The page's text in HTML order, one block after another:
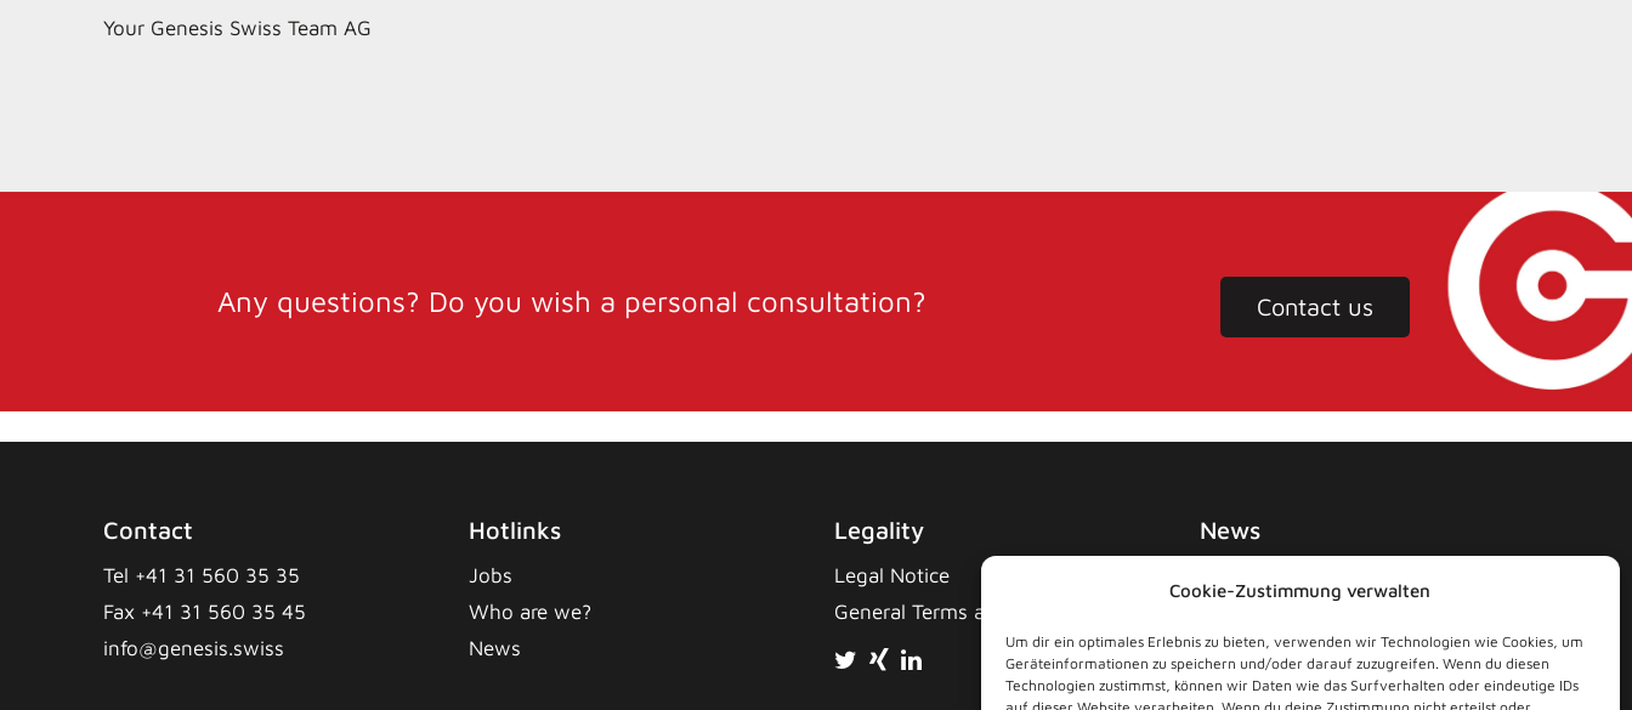
Cookie-Zustimmung verwalten
Um dir ein optimales Erlebnis zu bieten, verwenden wir Technologien wie Cookies, um
Geräteinformationen zu speichern und/oder darauf zuzugreifen. Wenn du diesen
Technologien zustimmst, können wir Daten wie das Surfverhalten oder eindeutige IDs
Your Genesis Swiss Team AG
Any questions? Do you wish a personal consultation? Contact us
Contact
Tel +41 31 560 35 35
Fax +41 31 560 35 45
info@genesis.swiss
Hotlinks
Jobs
Who are we?
News
Legality
Legal Notice
General Terms and Conditions
News